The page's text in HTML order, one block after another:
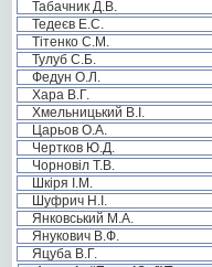
Табачник Д.В.
Тедеєв Е.С.
Тітенко С.М.
Тулуб С.Б.
Федун О.Л.
Хара В.Г.
Хмельницький В.І.
Царьов О.А.
Чертков Ю.Д.
Чорновіл Т.В.
Шкіря І.М.
Шуфрич Н.І.
Янковський М.А.
Янукович В.Ф.
Яцуба В.Г.